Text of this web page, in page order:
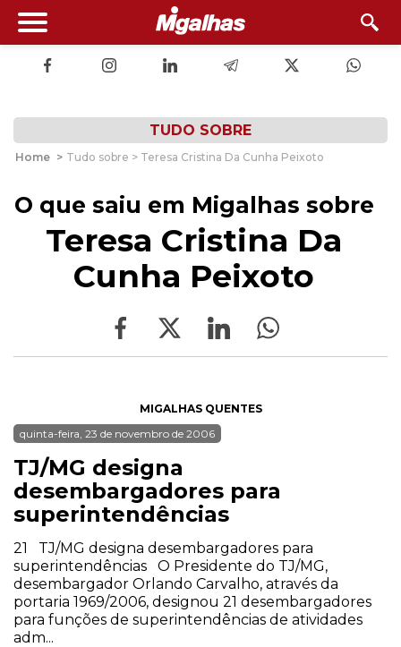
TUDO SOBRE
Home > Tudo sobre > Teresa Cristina Da Cunha Peixoto
O que saiu em Migalhas sobre
Teresa Cristina Da
Cunha Peixoto
MIGALHAS QUENTES
quinta-feira, 23 de novembro de 2006
TJ/MG designa
desembargadores para
superintendências
21 TJ/MG designa desembargadores para
superintendências O Presidente do TJ/MG,
desembargador Orlando Carvalho, através da
portaria 1969/2006, designou 21 desembargadores
para funções de superintendências de atividades
adm...